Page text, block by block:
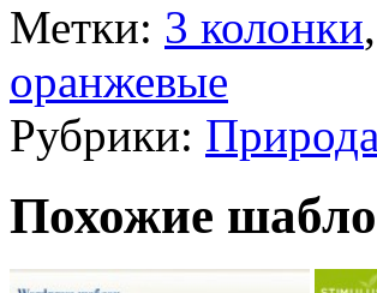
Метки: 3 колонки,
оранжевые
Рубрики: Природа
Похожие